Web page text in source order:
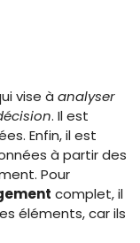
vise à analyser
. Il est
Enfin, il est
à partir des
Pour
complet, il
éléments, car ils